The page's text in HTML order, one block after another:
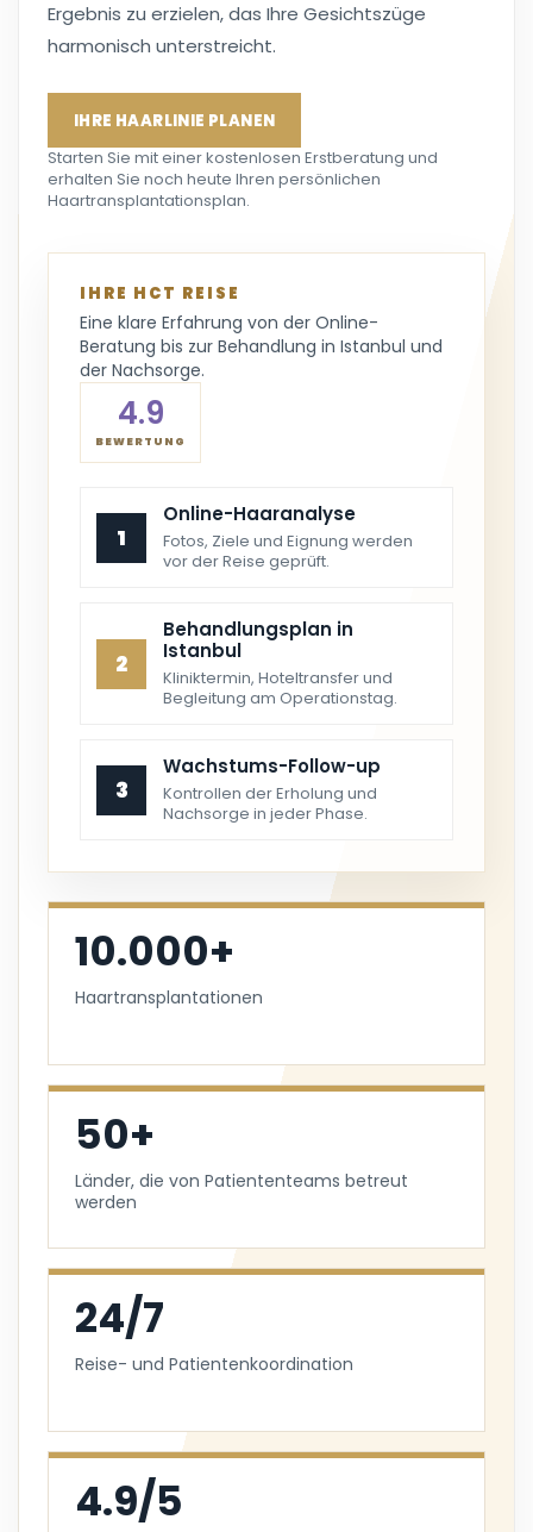
Ergebnis zu erzielen, das Ihre Gesichtszüge
harmonisch unterstreicht.
IHRE HAARLINIE PLANEN
Starten Sie mit einer kostenlosen Erstberatung und
erhalten Sie noch heute Ihren persönlichen
Haartransplantationsplan.
IHRE HCT REISE
Eine klare Erfahrung von der Online-
Beratung bis zur Behandlung in Istanbul und
der Nachsorge.
4.9
BEWERTUNG
1
Online-Haaranalyse
Fotos, Ziele und Eignung werden
vor der Reise geprüft.
2
Behandlungsplan in
Istanbul
Kliniktermin, Hoteltransfer und
Begleitung am Operationstag.
3
Wachstums-Follow-up
Kontrollen der Erholung und
Nachsorge in jeder Phase.
10.000+
Haartransplantationen
50+
Länder, die von Patiententeams betreut
werden
24/7
Reise- und Patientenkoordination
4.9/5